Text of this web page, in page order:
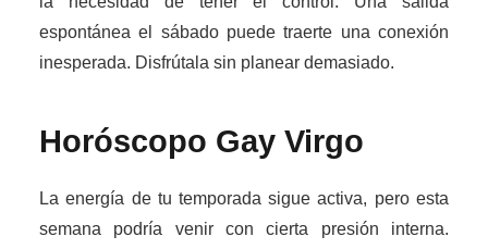
espontánea el sábado puede traerte una conexión
inesperada. Disfrútala sin planear demasiado.
Horóscopo GayVirgo
La energía de tu temporada sigue activa, pero esta
semana podría venir con cierta presión interna.